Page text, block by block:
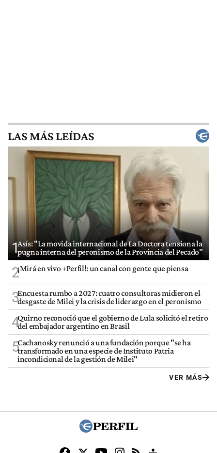
LAS MÁS LEÍDAS
1Asís: "La movida internacional de La Doctora tensiona la
pugna interna del peronismo de la Provincia del Pecado"
2¡Mirá en vivo +Perfil!: un canal con gente que piensa
3Encuesta rumbo a 2027: cuatro consultoras midieron el
desgaste de Milei y la crisis de liderazgo en el peronismo
4Quirno reconoció que el gobierno de Lula solicitó el retiro
del embajador argentino en Brasil
5Cachanosky renunció a una fundación porque "se ha
transformado en una especie de Instituto Patria
incondicional de la gestión de Milei"
VER MÁS